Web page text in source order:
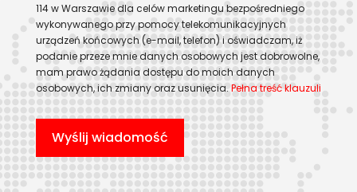
114 w Warszawie dla celów marketingu bezpośredniego
wykonywanego przy pomocy telekomunikacyjnych
urządzeń końcowych (e-mail, telefon) i oświadczam, iż
podanie przeze mnie danych osobowych jest dobrowolne,
mam prawo żądania dostępu do moich danych
osobowych, ich zmiany oraz usunięcia. Pełna treść klauzuli